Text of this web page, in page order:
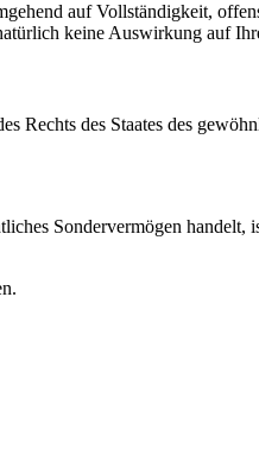
auf Vollständigkeit,
keine Auswirkung auf
des Staates des
Sondervermögen handelt,